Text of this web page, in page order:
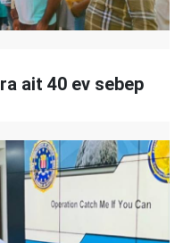
ait 40 ev sebep